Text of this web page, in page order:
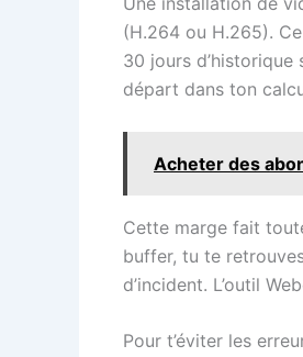
(H.264 ou H.265).
30 jours d’historique
départ dans ton
Acheter des
Cette marge fait
buffer, tu te
d’incident. L’outil
Pour t’éviter les